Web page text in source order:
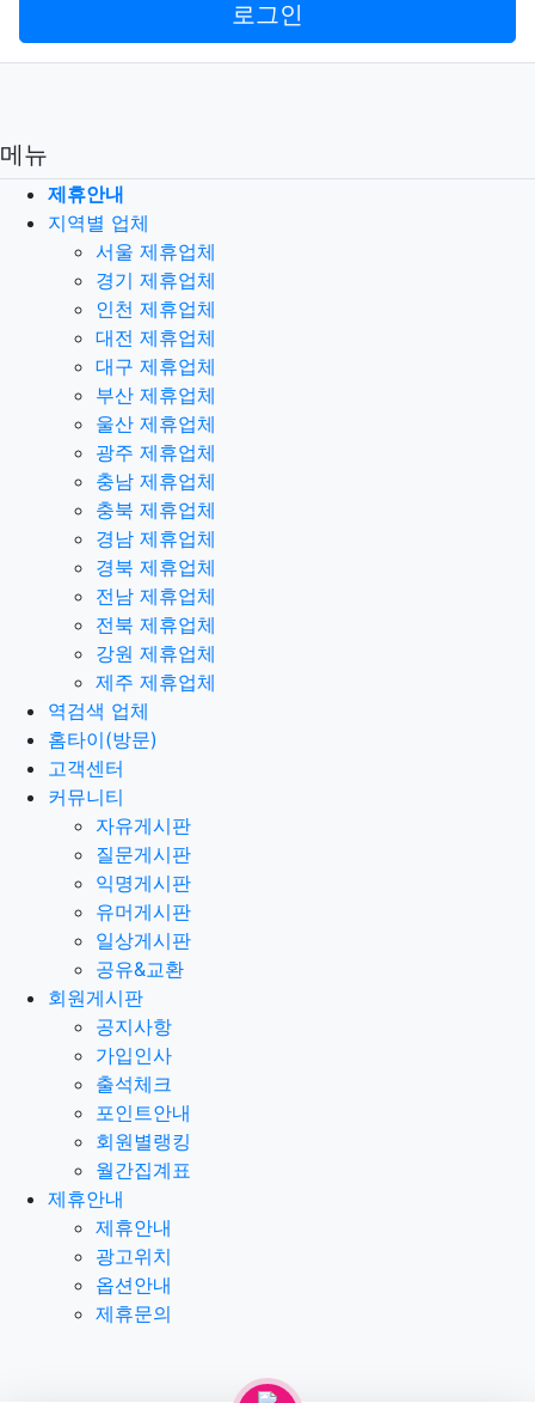
로그인
메뉴
제휴안내
지역별 업체
서울 제휴업체
경기 제휴업체
인천 제휴업체
대전 제휴업체
대구 제휴업체
부산 제휴업체
울산 제휴업체
광주 제휴업체
충남 제휴업체
충북 제휴업체
경남 제휴업체
경북 제휴업체
전남 제휴업체
전북 제휴업체
강원 제휴업체
제주 제휴업체
역검색 업체
홈타이(방문)
고객센터
커뮤니티
자유게시판
질문게시판
익명게시판
유머게시판
일상게시판
공유&교환
회원게시판
공지사항
가입인사
출석체크
포인트안내
회원별랭킹
월간집계표
제휴안내
제휴안내
광고위치
옵션안내
제휴문의